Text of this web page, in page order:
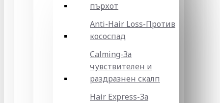
пърхот
Anti-Hair Loss-Против
кососпад
Calming-За
чувствителен и
раздразнен скалп
Hair Express-За